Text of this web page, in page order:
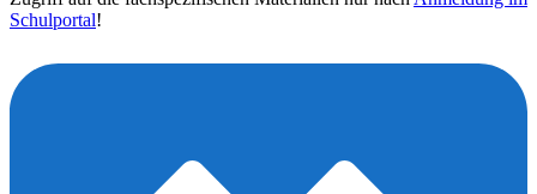
Schulportal!